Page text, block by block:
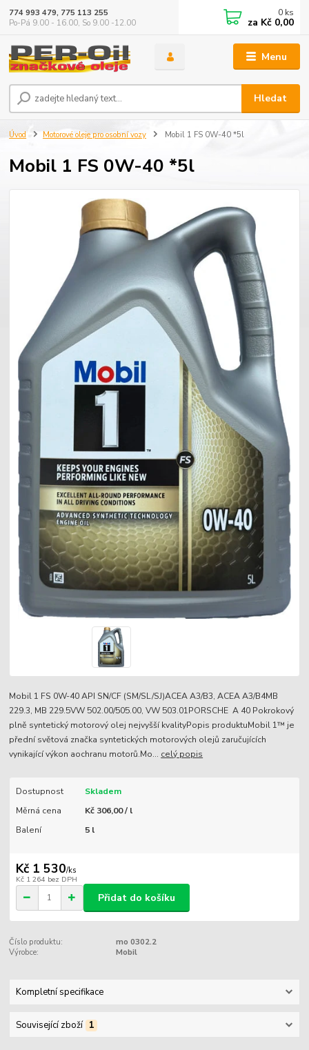
Menu
Hledat
774 993 479, 775 113 255
Po-Pá 9.00 - 16.00, So 9.00 -12.00
0 ks
za Kč 0,00
Úvod Motorové oleje pro osobní vozy Mobil 1 FS 0W-40 *5l
Mobil 1 FS 0W-40 *5l
Mobil 1 FS 0W-40 API SN/CF (SM/SL/SJ)ACEA A3/B3, ACEA A3/B4MB
229.3, MB 229.5VW 502.00/505.00, VW 503.01PORSCHE A 40 Pokrokový
plně syntetický motorový olej nejvyšší kvalityPopis produktuMobil 1™ je
přední světová značka syntetických motorových olejů zaručujících
vynikající výkon aochranu motorů.Mo... celý popis
Dostupnost
Skladem
Měrná cena
Kč 306,00 / l
Balení
5 l
Kč 1 530/ks
Kč 1 264 bez DPH
Přidat do košíku
Číslo produktu:
mo 0302.2
Výrobce:
Mobil
Kompletní specifikace
Související zboží 1